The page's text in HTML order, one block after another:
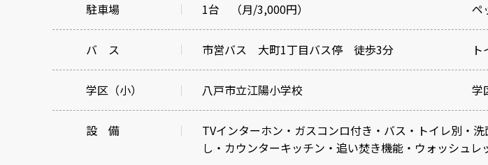
駐車場 1台 （月/3,000円） ペ
バ ス 市営バス 大町1丁目バス停 徒歩3分
学区（小） 八戸市立江陽小学校 学
設 備
TVインターホン・ガスコンロ付き・バス・トイレ別・
し・カウンターキッチン・追い焚き機能・ウォッシュレ